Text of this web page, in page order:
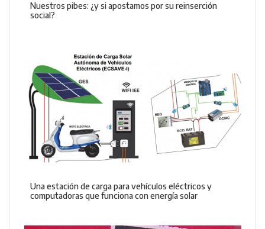
Nuestros pibes: ¿y si apostamos por su reinserción
social?
Una estación de carga para vehículos eléctricos y
computadoras que funciona con energía solar